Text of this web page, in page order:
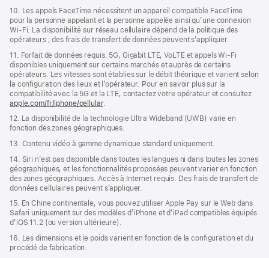
10. Les appels FaceTime nécessitent un appareil compatible FaceTime
pour la personne appelant et la personne appelée ainsi qu’une connexion
Wi-Fi. La disponibilité sur réseau cellulaire dépend de la politique des
opérateurs ; des frais de transfert de données peuvent s’appliquer.
11. Forfait de données requis. 5G, Gigabit LTE, VoLTE et appels Wi‑Fi
disponibles uniquement sur certains marchés et auprès de certains
opérateurs. Les vitesses sont établies sur le débit théorique et varient selon
la configuration des lieux et l’opérateur. Pour en savoir plus sur la
compatibilité avec la 5G et la LTE, contactez votre opérateur et consultez
apple.com/fr/iphone/cellular.
12. La disponibilité de la technologie Ultra Wideband (UWB) varie en
fonction des zones géographiques.
13. Contenu vidéo à gamme dynamique standard uniquement.
14. Siri n’est pas disponible dans toutes les langues ni dans toutes les zones
géographiques, et les fonctionnalités proposées peuvent varier en fonction
des zones géographiques. Accès à Internet requis. Des frais de transfert de
données cellulaires peuvent s’appliquer.
15. En Chine continentale, vous pouvez utiliser Apple Pay sur le Web dans
Safari uniquement sur des modèles d’iPhone et d’iPad compatibles équipés
d’iOS 11.2 (ou version ultérieure).
16. Les dimensions et le poids varient en fonction de la configuration et du
procédé de fabrication.